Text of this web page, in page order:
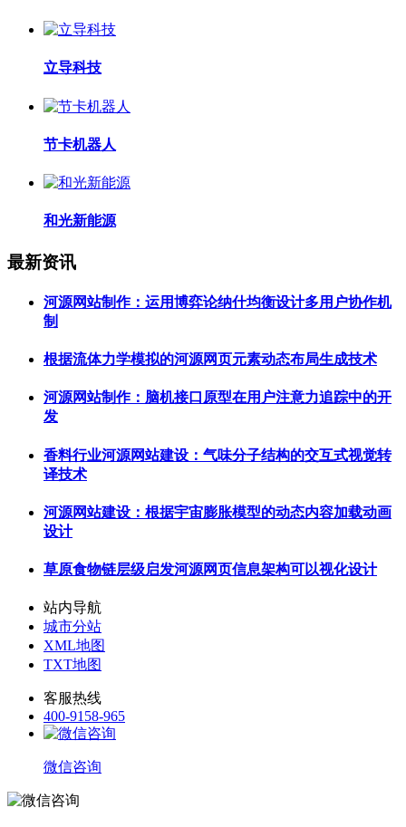
立导科技
节卡机器人
和光新能源
最新资讯
河源网站制作：运用博弈论纳什均衡设计多用户协作机
制
根据流体力学模拟的河源网页元素动态布局生成技术
河源网站制作：脑机接口原型在用户注意力追踪中的开
发
香料行业河源网站建设：气味分子结构的交互式视觉转
译技术
河源网站建设：根据宇宙膨胀模型的动态内容加载动画
设计
草原食物链层级启发河源网页信息架构可以视化设计
站内导航
城市分站
XML地图
TXT地图
客服热线
400-9158-965
微信咨询